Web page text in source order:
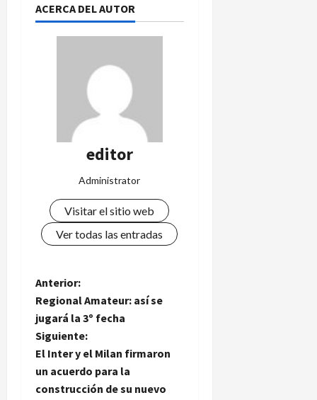
ACERCA DEL AUTOR
editor
Administrator
Visitar el sitio web
Ver todas las entradas
N
a
v
e
Anterior:
Regional Amateur: así se
jugará la 3º fecha
Siguiente:
El Inter y el Milan firmaron
un acuerdo para la
construcción de su nuevo